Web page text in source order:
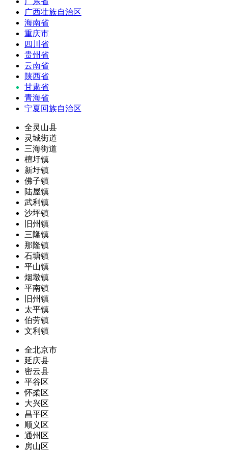
广西壮族自治区
海南省
重庆市
四川省
贵州省
云南省
陕西省
甘肃省
青海省
宁夏回族自治区
全灵山县
灵城街道
三海街道
檀圩镇
新圩镇
佛子镇
陆屋镇
武利镇
沙坪镇
旧州镇
三隆镇
那隆镇
石塘镇
平山镇
烟墩镇
平南镇
旧州镇
太平镇
伯劳镇
文利镇
全北京市
延庆县
密云县
平谷区
怀柔区
大兴区
昌平区
顺义区
通州区
房山区